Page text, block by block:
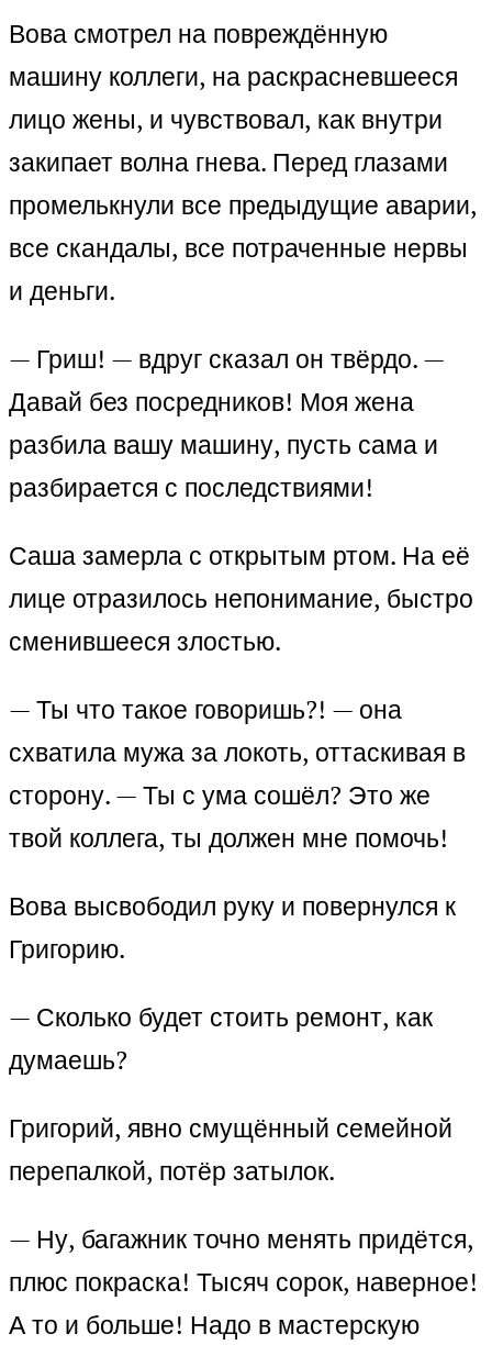
Вова смотрел на повреждённую
машину коллеги, на раскрасневшееся
лицо жены, и чувствовал, как внутри
закипает волна гнева. Перед глазами
промелькнули все предыдущие аварии,
все скандалы, все потраченные нервы
и деньги.
— Гриш! — вдруг сказал он твёрдо. —
Давай без посредников! Моя жена
разбила вашу машину, пусть сама и
разбирается с последствиями!
Саша замерла с открытым ртом. На её
лице отразилось непонимание, быстро
сменившееся злостью.
— Ты что такое говоришь?! — она
схватила мужа за локоть, оттаскивая в
сторону. — Ты с ума сошёл? Это же
твой коллега, ты должен мне помочь!
Вова высвободил руку и повернулся к
Григорию.
— Сколько будет стоить ремонт, как
думаешь?
Григорий, явно смущённый семейной
перепалкой, потёр затылок.
— Ну, багажник точно менять придётся,
плюс покраска! Тысяч сорок, наверное!
А то и больше! Надо в мастерскую